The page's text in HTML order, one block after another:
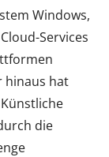
Windows,
Services
hinaus hat
die